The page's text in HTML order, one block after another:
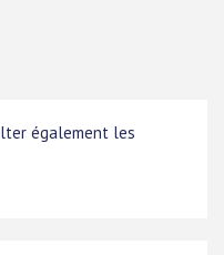
également les